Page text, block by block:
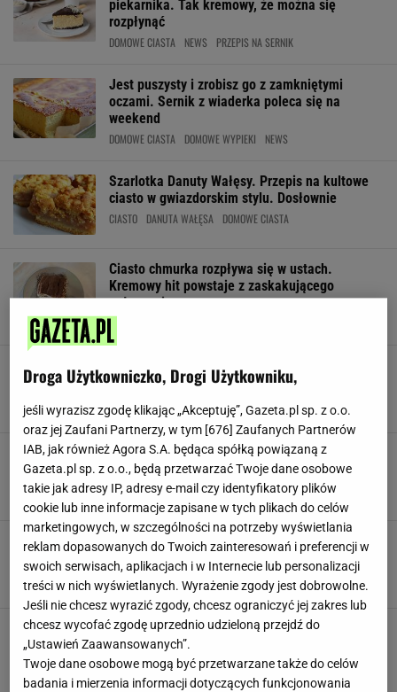
piekarnika. Tak kremowy, że można się
rozpłynąć
DOMOWE CIASTA NEWS PRZEPIS NA SERNIK
Jest puszysty i zrobisz go z zamkniętymi
oczami. Sernik z wiaderka poleca się na
weekend
DOMOWE CIASTA DOMOWE WYPIEKI NEWS
Szarlotka Danuty Wałęsy. Przepis na kultowe
ciasto w gwiazdorskim stylu. Dosłownie
CIASTO DANUTA WAŁĘSA DOMOWE CIASTA
Ciasto chmurka rozpływa się w ustach.
Kremowy hit powstaje z zaskakującego
połączenia
CIASTO BEZ PIECZENIA
Ciasto leniwej żony. Sonia Bohosiewicz
podzieliła się przepisem teściowej
CIASTO DOMOWE CIASTA NEWS
Lepsze niż klasyczne brownie. Mięciutkie i
wilgotne, a wystarczy dolać jeden napój
CIASTO CZEKOLADOWE CIASTO Z COLĄ DOMOWE CIASTA
Wiosną zawsze robię to ciasto. Pierwsza blacha
znika jeszcze tego samego dnia
CIASTO CIASTO Z GALARETKĄ CIASTO Z OWOCAMI
To ciasto w Wielkanoc na bank zrobi furorę.
Mazurka i babki nikt nawet nie powącha
CIASTA WIELKANOCNE CIASTO DOMOWE CIASTA
Droga Użytkowniczko, Drogi Użytkowniku,
jeśli wyrazisz zgodę klikając „Akceptuję”, Gazeta.pl sp. z o.o.
oraz jej Zaufani Partnerzy, w tym [676] Zaufanych Partnerów
IAB, jak również Agora S.A. będąca spółką powiązaną z
Gazeta.pl sp. z o.o., będą przetwarzać Twoje dane osobowe
takie jak adresy IP, adresy e-mail czy identyfikatory plików
cookie lub inne informacje zapisane w tych plikach do celów
marketingowych, w szczególności na potrzeby wyświetlania
reklam dopasowanych do Twoich zainteresowań i preferencji w
swoich serwisach, aplikacjach i w Internecie lub personalizacji
treści w nich wyświetlanych. Wyrażenie zgody jest dobrowolne.
Jeśli nie chcesz wyrazić zgody, chcesz ograniczyć jej zakres lub
chcesz wycofać zgodę uprzednio udzieloną przejdź do
„Ustawień Zaawansowanych”.
Twoje dane osobowe mogą być przetwarzane także do celów
badania i mierzenia informacji dotyczących funkcjonowania